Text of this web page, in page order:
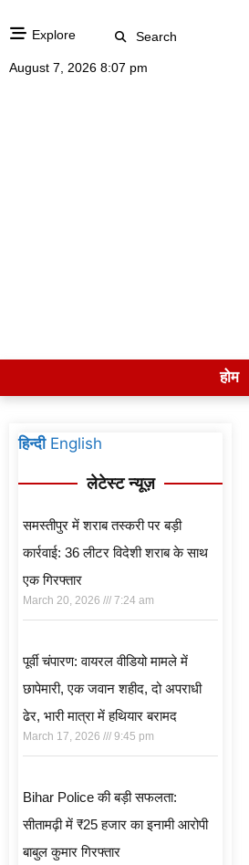
Explore Search
August 7, 2026 8:07 pm
होम
हिन्दी English
लेटेस्ट न्यूज़
समस्तीपुर में शराब तस्करी पर बड़ी
कार्रवाई: 36 लीटर विदेशी शराब के साथ
एक गिरफ्तार
March 20, 2026 7:24 am
पूर्वी चंपारण: वायरल वीडियो मामले में
छापेमारी, एक जवान शहीद, दो अपराधी
ढेर, भारी मात्रा में हथियार बरामद
March 17, 2026 9:45 pm
Bihar Police की बड़ी सफलता:
सीतामढ़ी में ₹25 हजार का इनामी आरोपी
बाबुल कुमार गिरफ्तार